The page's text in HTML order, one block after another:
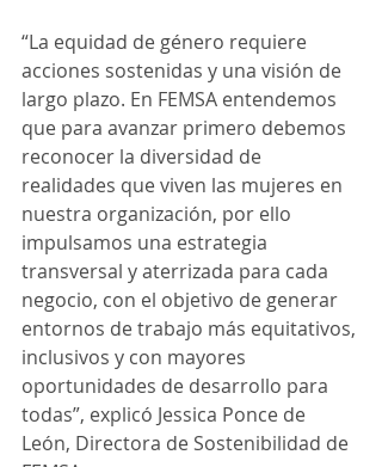
“La equidad de género requiere
acciones sostenidas y una visión de
largo plazo. En FEMSA entendemos
que para avanzar primero debemos
reconocer la diversidad de
realidades que viven las mujeres en
nuestra organización, por ello
impulsamos una estrategia
transversal y aterrizada para cada
negocio, con el objetivo de generar
entornos de trabajo más equitativos,
inclusivos y con mayores
oportunidades de desarrollo para
todas”, explicó Jessica Ponce de
León, Directora de Sostenibilidad de